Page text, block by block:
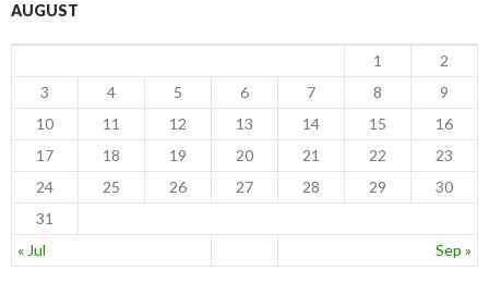
AUGUST
« Jul Sep »
1
2
3
4 5 6 7 8
9
10
11 12 13 14 15
16
17
18 19 20 21 22
23
24
25 26 27 28 29
30
31